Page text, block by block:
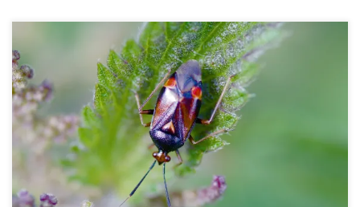
Cette petite punaise très commune sur les orties ou la ronce
existe sous deux formes, l’une orangée et l’autre noire. Elle se
nourrit principalement de pucerons et de larves d’insectes.
Deraeocoris ruber Linnaeus,1758 POSITION SYSTÉMATIQUE : Insecte
Hémiptère Hétéroptère Famille des Miridae ETYMOLOGIE :
Deraeocoris signifie « punaise à collier » Et ruber veut dire « rouge